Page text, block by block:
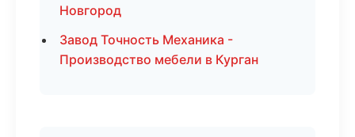
Новгород
Завод Точность Механика -
Производство мебели в Курган